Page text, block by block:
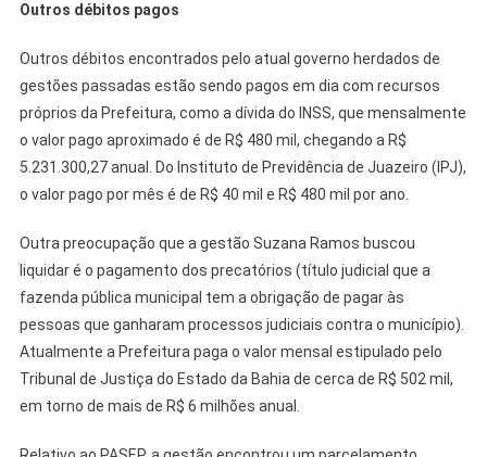
Outros débitos pagos
Outros débitos encontrados pelo atual governo herdados de
gestões passadas estão sendo pagos em dia com recursos
próprios da Prefeitura, como a dívida do INSS, que mensalmente
o valor pago aproximado é de R$ 480 mil, chegando a R$
5.231.300,27 anual. Do Instituto de Previdência de Juazeiro (IPJ),
o valor pago por mês é de R$ 40 mil e R$ 480 mil por ano.
Outra preocupação que a gestão Suzana Ramos buscou
liquidar é o pagamento dos precatórios (título judicial que a
fazenda pública municipal tem a obrigação de pagar às
pessoas que ganharam processos judiciais contra o município).
Atualmente a Prefeitura paga o valor mensal estipulado pelo
Tribunal de Justiça do Estado da Bahia de cerca de R$ 502 mil,
em torno de mais de R$ 6 milhões anual.